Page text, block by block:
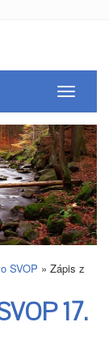
Toggle
SVOP » Zápis z
17.